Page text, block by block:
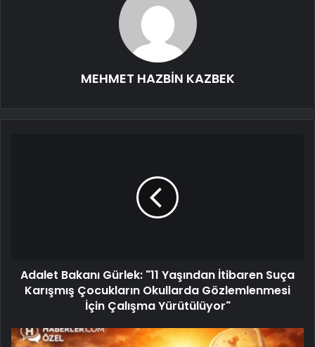
MEHMET HAZBİN KAZBEK
Adalet Bakanı Gürlek: "11 Yaşından İtibaren Suça
Karışmış Çocukların Okullarda Gözlemlenmesi
İçin Çalışma Yürütülüyor"